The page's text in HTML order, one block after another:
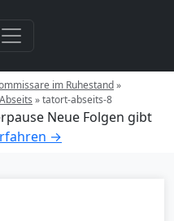
im Ruhestand»
»tatort-abseits-8
Neue Folgen gibt
→